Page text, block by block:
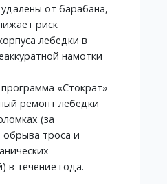
от барабана,
риск
лебедки в
намотки
«Стократ» -
ремонт лебедки
(за
троса и
в течение года.